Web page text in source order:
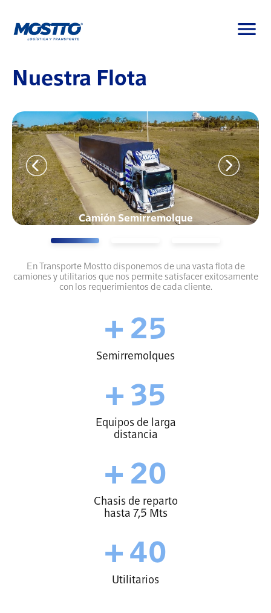
menu
Nuestra Flota
Camión Semirremolque
En Transporte Mostto disponemos de una vasta flota de
camiones y utilitarios que nos permite satisfacer exitosamente
con los requerimientos de cada cliente.
+ 25
Semirremolques
+ 35
Equipos de larga
distancia
+ 20
Chasis de reparto
hasta 7,5 Mts
+ 40
Utilitarios